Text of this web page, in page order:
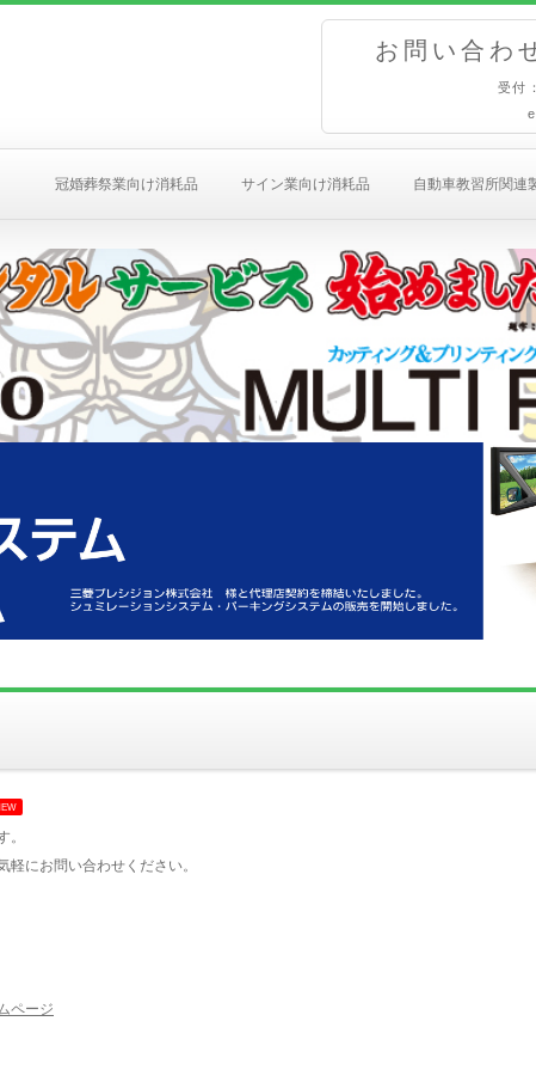
お問い合
受付
冠婚葬祭業向け消耗品 サイン業向け消耗品 自動車教習所関連
。
にお問い合わせください。
ページ